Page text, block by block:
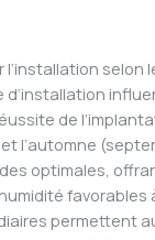
l’installation selon
d’installation
de
l’automne
optimales,
favorables
permettent